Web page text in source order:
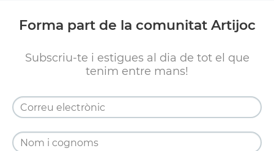
Forma part de la comunitat Artijoc
Subscriu-te i estigues al dia de tot el que
tenim entre mans!